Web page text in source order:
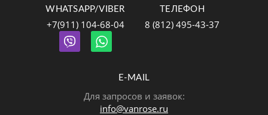
WHATSAPP/VIBER
+7(911) 104-68-04
ТЕЛЕФОН
8 (812) 495-43-37
E-MAIL
Для запросов и заявок:
info@vanrose.ru